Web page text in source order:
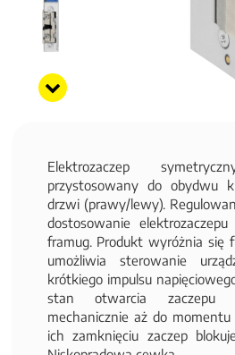
Elektrozaczep
przystosowany do obydwu
drzwi (prawy/lewy).
dostosowanie
framug. Produkt wyróżnia się
umożliwia sterowanie
krótkiego impulsu
stan otwarcia zaczepu
mechanicznie aż do
ich zamknięciu zaczep